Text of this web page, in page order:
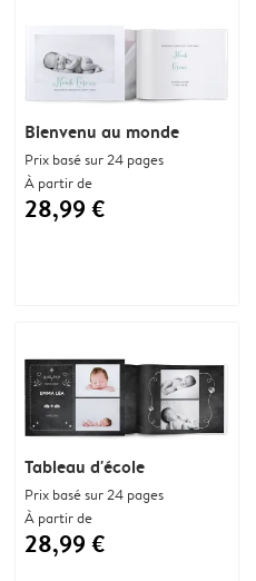
Tableau d'école
Prix basé sur 24 pages
À partir de
28,99 €
Bienvenu au monde
Prix basé sur 24 pages
À partir de
28,99 €